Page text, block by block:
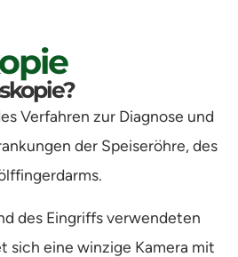
Verfahren zur Diagnose und
der Speiseröhre, des
des Eingriffs verwendeten
sich eine winzige Kamera mit